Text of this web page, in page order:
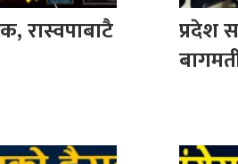
रास्वपाबाटै
प्रदेश